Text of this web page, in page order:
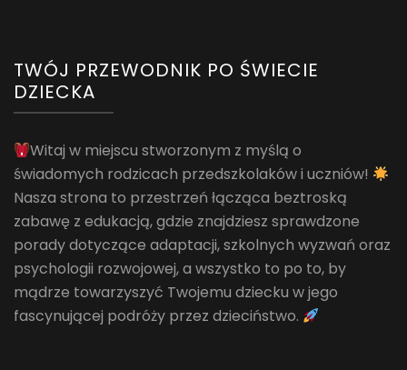
TWÓJ PRZEWODNIK PO ŚWIECIE
DZIECKA
Witaj w miejscu stworzonym z myślą o
świadomych rodzicach przedszkolaków i uczniów!
Nasza strona to przestrzeń łącząca beztroską
zabawę z edukacją, gdzie znajdziesz sprawdzone
porady dotyczące adaptacji, szkolnych wyzwań oraz
psychologii rozwojowej, a wszystko to po to, by
mądrze towarzyszyć Twojemu dziecku w jego
fascynującej podróży przez dzieciństwo.